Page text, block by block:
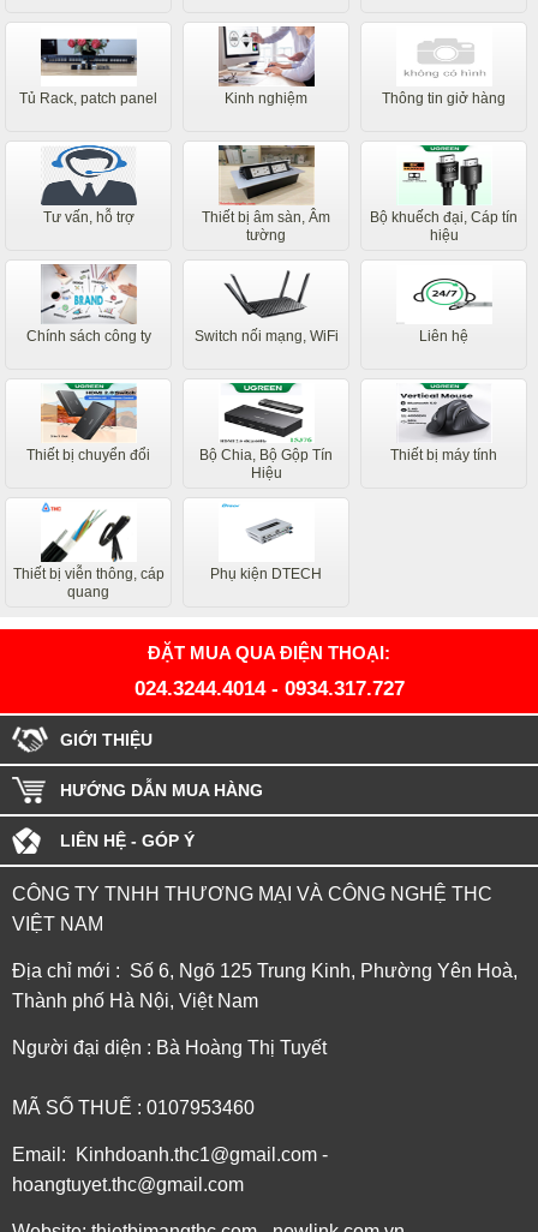
Tủ Rack, patch panel Kinh nghiệm Thông tin giở hàng
Tư vấn, hỗ trợ
Thiết bị âm sàn, Âm
tường
Bộ khuếch đại, Cáp tín
hiệu
Chính sách công ty Switch nối mạng, WiFi Liên hệ
Thiết bị chuyển đổi
Bộ Chia, Bộ Gộp Tín
Hiệu
Thiết bị máy tính
Thiết bị viễn thông, cáp
quang
Phụ kiện DTECH
ĐẶT MUA QUA ĐIỆN THOẠI:
024.3244.4014- 0934.317.727
GIỚI THIỆU
HƯỚNG DẪN MUA HÀNG
LIÊN HỆ - GÓP Ý
CÔNG TY TNHH THƯƠNG MẠI VÀ CÔNG NGHỆ THC
VIỆT NAM
Địa chỉ mới : Số 6, Ngõ 125 Trung Kinh, Phường Yên Hoà,
Thành phố Hà Nội, Việt Nam
Người đại diện : Bà Hoàng Thị Tuyết
MÃ SỐ THUẾ : 0107953460
Email: Kinhdoanh.thc1@gmail.com -
hoangtuyet.thc@gmail.com